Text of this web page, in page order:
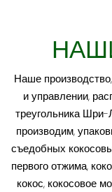
Наше
и управлении,
треугольника
производим,
съедобных
первого отжима,
кокос, кокосовое